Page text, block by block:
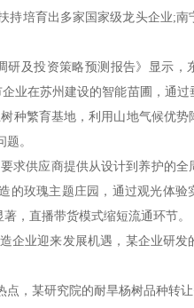
持培育出多家国家级龙头企业;南
及投资策略预测报告》显示，
业在苏州建设的智能苗圃，通过
种繁育基地，利用山地气候优势
。
供应商提供从设计到养护的全
的玫瑰主题庄园，通过观光体验
，直播带货模式缩短流通环节。
业迎来发展机遇，某企业研发
，某研究院的耐旱杨树品种转让